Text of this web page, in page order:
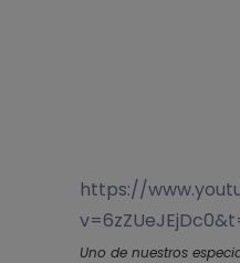
https://
Uno de nuestros